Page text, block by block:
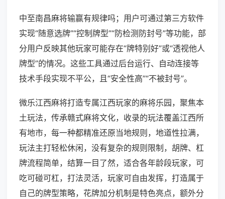
中至南昌麻将输赢有规律吗；用户可通过第三方软件
实现“随意选牌”“控制牌型”“防检测防封号”等功能，部
分用户反映其他玩家可能存在“牌特别好”或“透视他人
牌型”的情况。这些工具通过后台运行、自动连接等
技术手段实现不平公，且“安全性高”“不被封号”。
微乐江西麻将打造专属江西玩家的麻将乐园，聚焦本
土玩法，传承赣式麻将文化，收录的玩法覆盖江西所
有地市，每一种都精准还原当地规则，地道性拉满，
玩法主打轻松休闲，没有复杂的规则限制，胡牌、杠
牌流程简单，结算一目了然，适合各年龄段玩家，可
吃可碰可杠，打法灵活，玩家可自由发挥，打造属于
自己的牌型策略，花牌加分机制是特色亮点，额外分